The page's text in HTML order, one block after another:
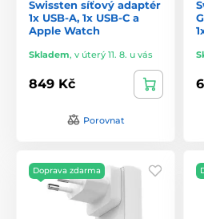
Swissten síťový adaptér
1x USB-A, 1x USB-C a
Apple Watch
Skladem, v úterý 11. 8. u vás
849 Kč
Porovnat
Doprava zdarma